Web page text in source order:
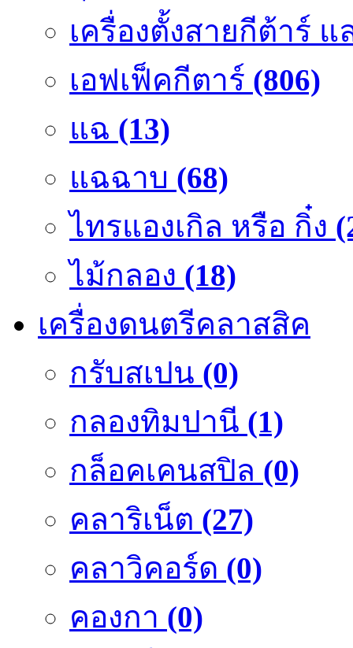
เครื่องตั้งสายกีต้าร์ แ
เอฟเฟ็คกีตาร์ (806)
แฉ (13)
แฉฉาบ (68)
ไทรแองเกิล หรือ กิ๋ง
ไม้กลอง (18)
เครื่องดนตรีคลาสสิค
กรับสเปน (0)
กลองทิมปานี (1)
กล็อคเคนสปิล (0)
คลาริเน็ต (27)
คลาวิคอร์ด (0)
คองกา (0)